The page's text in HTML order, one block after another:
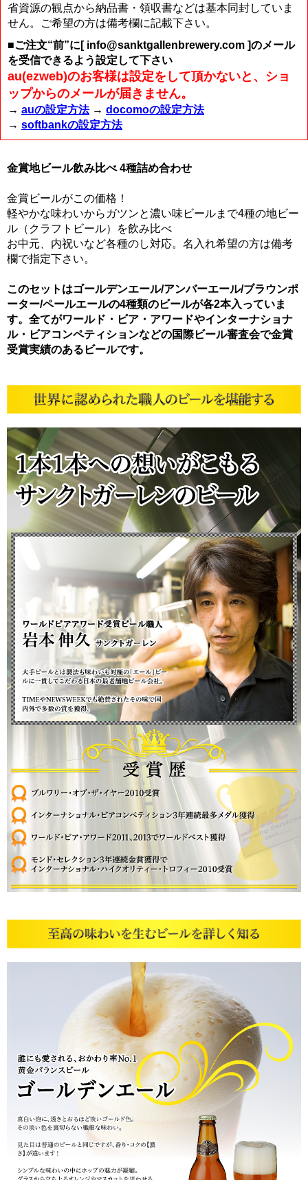
省資源の観点から納品書・領収書などは基本同封していま
せん。ご希望の方は備考欄に記載下さい。
■ご注文“前”に[ info@sanktgallenbrewery.com ]のメール
を受信できるよう設定して下さい
au(ezweb)のお客様は設定をして頂かないと、ショ
ップからのメールが届きません。
→ auの設定方法 → docomoの設定方法
→ softbankの設定方法
金賞地ビール飲み比べ 4種詰め合わせ
金賞ビールがこの価格！
軽やかな味わいからガツンと濃い味ビールまで4種の地ビー
ル（クラフトビール）を飲み比べ
お中元、内祝いなど各種のし対応。名入れ希望の方は備考
欄で指定下さい。
このセットはゴールデンエール/アンバーエール/ブラウンポ
ーター/ペールエールの4種類のビールが各2本入っていま
す。全てがワールド・ビア・アワードやインターナショナ
ル・ビアコンペティションなどの国際ビール審査会で金賞
受賞実績のあるビールです。